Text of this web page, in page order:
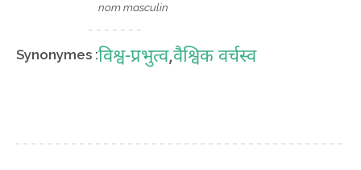
nom masculin
Synonymes :विश्व-प्रभुत्व,वैश्विक वर्चस्व